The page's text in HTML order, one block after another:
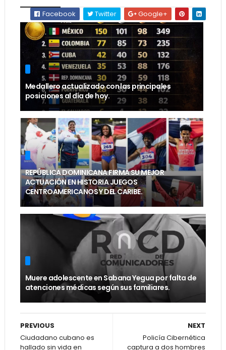
Facebook
Twitter Google+
Medallero actualizado con las principales
posiciones al día de hoy.
REPÚBLICA DOMINICANA FIRMA SU MEJOR
ACTUACIÓN EN HISTORIA JUEGOS
CENTROAMERICANOS Y DEL CARIBE.
Muere adolescente en Sabana Yegua por falta de
atenciones médicas según sus familiares.
NEXT
Policía Cibernética
captura a dos hombres
PREVIOUS
Ciudadano cubano es
hallado sin vida en